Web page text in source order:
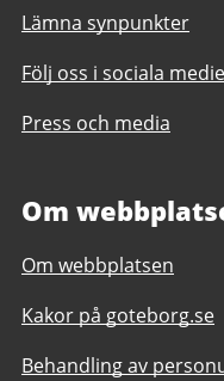
Lämna synpunkter
Följ oss i sociala
Press och media
Om
Om webbplatsen
Kakor på goteborg.se
Behandling av